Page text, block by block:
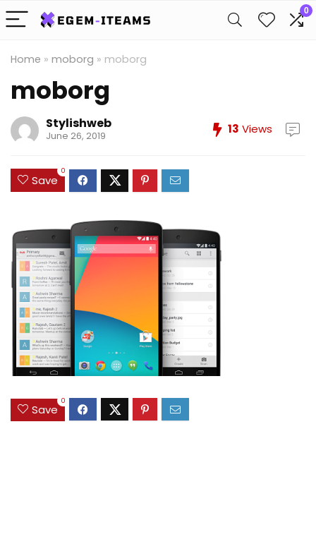
0
Home » moborg » moborg
moborg
Stylishweb
June 26, 2019 13 Views
Save
0
Save
0